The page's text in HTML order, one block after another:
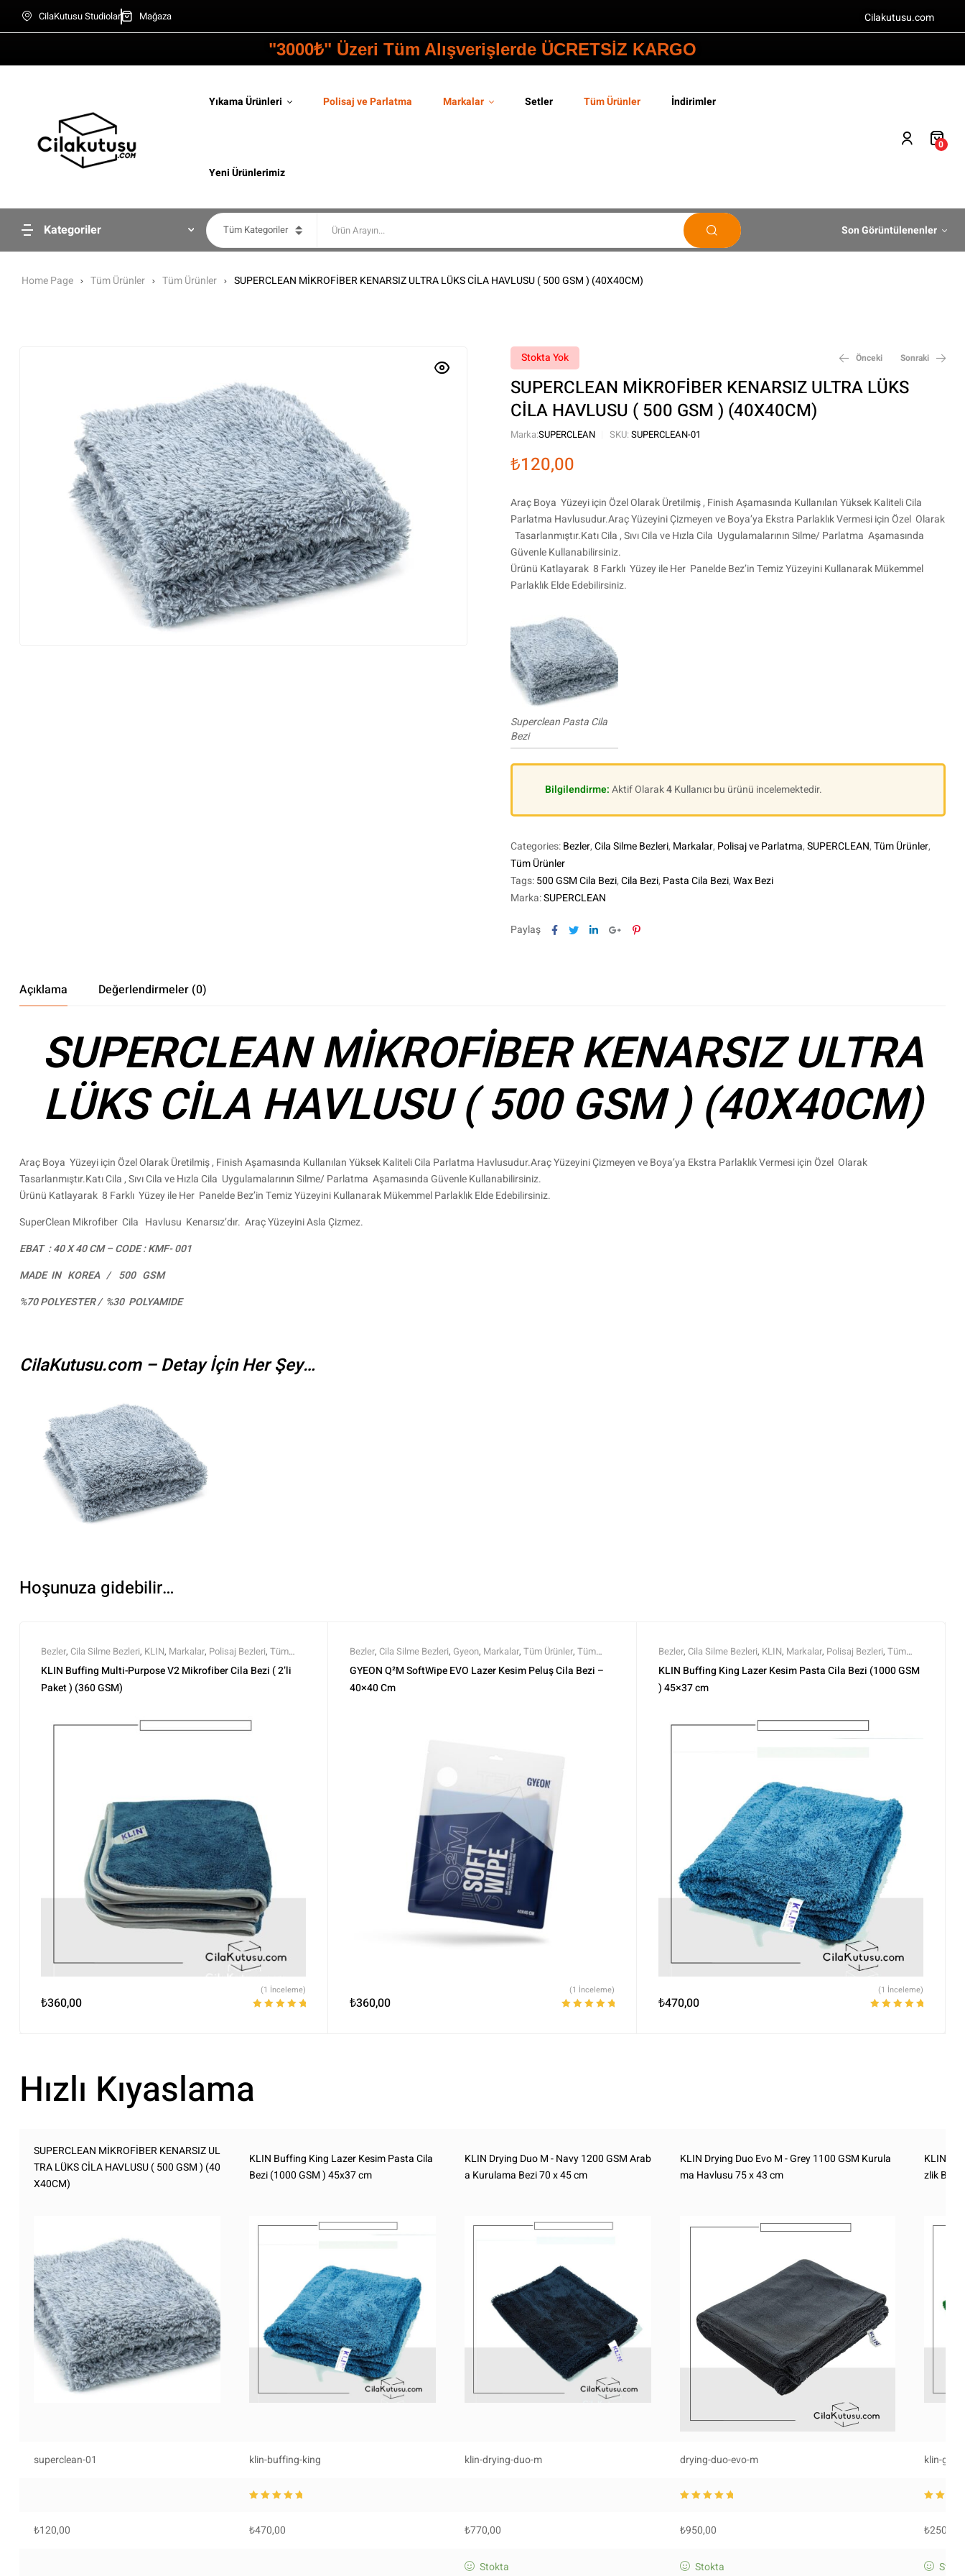
CilaKutusu Studiolar Mağaza Cilakutusu.com
"3000₺" Üzeri Tüm Alışverişlerde ÜCRETSİZ KARGO
Yıkama Ürünleri Polisaj ve Parlatma Markalar Setler Tüm Ürünler İndirimler
Yeni Ürünlerimiz
0
Kategoriler Tüm Kategoriler Son Görüntülenenler
Home Page Tüm Ürünler Tüm Ürünler SUPERCLEAN MİKROFİBER KENARSIZ ULTRA LÜKS CİLA HAVLUSU ( 500 GSM ) (40X40CM)
Stokta Yok Önceki Sonraki
SUPERCLEAN MİKROFİBER KENARSIZ ULTRA LÜKS
CİLA HAVLUSU ( 500 GSM ) (40X40CM)
Marka:SUPERCLEAN SKU: SUPERCLEAN-01
₺120,00
Araç Boya Yüzeyi için Özel Olarak Üretilmiş , Finish Aşamasında Kullanılan Yüksek Kaliteli Cila
Parlatma Havlusudur.Araç Yüzeyini Çizmeyen ve Boya’ya Ekstra Parlaklık Vermesi için Özel Olarak
Tasarlanmıştır.Katı Cila , Sıvı Cila ve Hızla Cila Uygulamalarının Silme/ Parlatma Aşamasında
Güvenle Kullanabilirsiniz.
Ürünü Katlayarak 8 Farklı Yüzey ile Her Panelde Bez’in Temiz Yüzeyini Kullanarak Mükemmel
Parlaklık Elde Edebilirsiniz.
Superclean Pasta Cila
Bezi
Bilgilendirme:Aktif Olarak4Kullanıcı bu ürünü incelemektedir.
Categories:Bezler,Cila Silme Bezleri, Markalar, Polisaj ve Parlatma,SUPERCLEAN,Tüm Ürünler,
Tüm Ürünler
Tags:500 GSM Cila Bezi,Cila Bezi, Pasta Cila Bezi,Wax Bezi
Marka:SUPERCLEAN
Paylaş Facebook
TwitterLinkedinGoogle+Pinterest
Açıklama Değerlendirmeler (0)
SUPERCLEAN MİKROFİBER KENARSIZ ULTRA
LÜKS CİLA HAVLUSU ( 500 GSM ) (40X40CM)
Araç Boya Yüzeyi için Özel Olarak Üretilmiş , Finish Aşamasında Kullanılan Yüksek Kaliteli Cila Parlatma Havlusudur.Araç Yüzeyini Çizmeyen ve Boya’ya Ekstra Parlaklık Vermesi için Özel Olarak
Tasarlanmıştır.Katı Cila , Sıvı Cila ve Hızla Cila Uygulamalarının Silme/ Parlatma Aşamasında Güvenle Kullanabilirsiniz.
Ürünü Katlayarak 8 Farklı Yüzey ile Her Panelde Bez’in Temiz Yüzeyini Kullanarak Mükemmel Parlaklık Elde Edebilirsiniz.
SuperClean Mikrofiber Cila Havlusu Kenarsız’dır. Araç Yüzeyini Asla Çizmez.
EBAT : 40 X 40 CM – CODE : KMF- 001
MADE IN KOREA / 500 GSM
%70 POLYESTER / %30 POLYAMIDE
CilaKutusu.com – Detay İçin Her Şey…
Hoşunuza gidebilir…
Bezler, Cila Silme Bezleri, KLIN, Markalar, Polisaj Bezleri, Tüm
Ürünler,Yıkama Ekipmanları
KLIN Buffing Multi-Purpose V2 Mikrofiber Cila Bezi ( 2’li
Paket ) (360 GSM)
₺360,00
(1 İnceleme)
Bezler, Cila Silme Bezleri, Gyeon, Markalar, Tüm Ürünler, Tüm
Ürünler
GYEON Q²M SoftWipe EVO Lazer Kesim Peluş Cila Bezi –
40×40 Cm
₺360,00
(1 İnceleme)
Bezler, Cila Silme Bezleri, KLIN, Markalar, Polisaj Bezleri, Tüm
Ürünler,Yıkama Ekipmanları,Yıkama Ürünleri
KLIN Buffing King Lazer Kesim Pasta Cila Bezi (1000 GSM
) 45×37 cm
₺470,00
(1 İnceleme)
Hızlı Kıyaslama
SUPERCLEAN MİKROFİBER KENARSIZ UL
TRA LÜKS CİLA HAVLUSU ( 500 GSM ) (40
X40CM)
KLIN Buffing King Lazer Kesim Pasta Cila
Bezi (1000 GSM ) 45x37 cm
KLIN Drying Duo M - Navy 1200 GSM Arab
a Kurulama Bezi 70 x 45 cm
KLIN Drying Duo Evo M - Grey 1100 GSM Kurula
ma Havlusu 75 x 43 cm
KLIN
zlik Bezi
superclean-01 klin-buffing-king klin-drying-duo-m drying-duo-evo-m klin-
₺120,00 ₺470,00 ₺770,00 ₺950,00 ₺250,00
Stokta Stokta